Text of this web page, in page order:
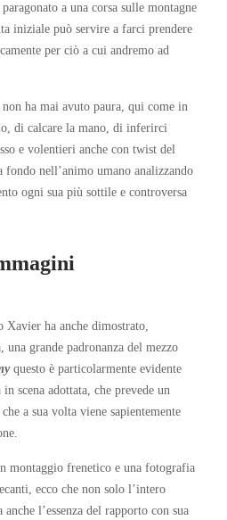
a una corsa sulle montagne
iniziale può servire a farci prendere
per ciò a cui andremo ad
ha mai avuto paura, qui come in
di calcare la mano, di inferirci
e volentieri anche con twist del
fondo nell’animo umano analizzando
ogni sua più sottile e controversa
ha anche dimostrato,
una grande padronanza del mezzo
questo è particolarmente evidente
scena adottata, che prevede un
a sua volta viene sapientemente
montaggio frenetico e una fotografia
ecco che non solo l’intero
l’essenza del rapporto con sua